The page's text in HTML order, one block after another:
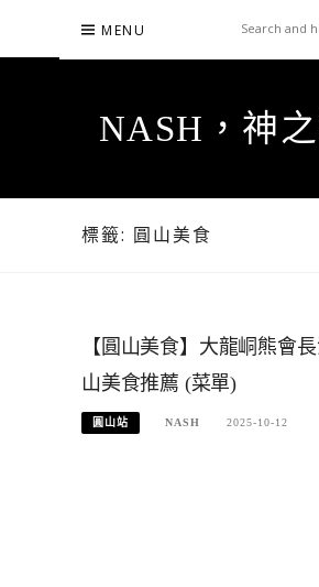
content
MENU
NASH，神
標籤: 圓山美食
【圓山美食】大龍峒熊會
山美食推薦 (菜單)
圓山站 NASH 2025-10-12